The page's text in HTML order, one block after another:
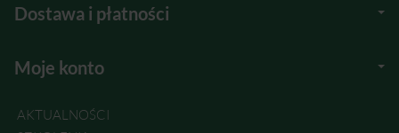
Dostawa i płatności
Moje konto
AKTUALNOŚCI